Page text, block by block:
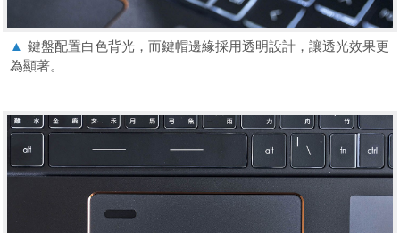
▲ 鍵盤配置白色背光，而鍵帽邊緣採用透明設計，讓透光效果更
為顯著。